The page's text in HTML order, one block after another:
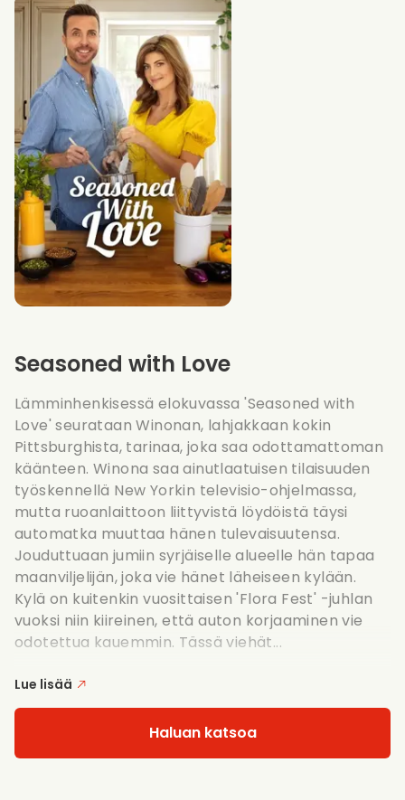
Seasoned with Love
Lämminhenkisessä elokuvassa 'Seasoned with
Love' seurataan Winonan, lahjakkaan kokin
Pittsburghista, tarinaa, joka saa odottamattoman
käänteen. Winona saa ainutlaatuisen tilaisuuden
työskennellä New Yorkin televisio-ohjelmassa,
mutta ruoanlaittoon liittyvistä löydöistä täysi
automatka muuttaa hänen tulevaisuutensa.
Jouduttuaan jumiin syrjäiselle alueelle hän tapaa
maanviljelijän, joka vie hänet läheiseen kylään.
Kylä on kuitenkin vuosittaisen 'Flora Fest' -juhlan
vuoksi niin kiireinen, että auton korjaaminen vie
odotettua kauemmin. Tässä viehät...
Lue lisää
Haluan katsoa